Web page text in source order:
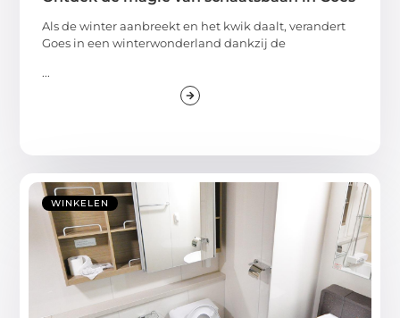
Als de winter aanbreekt en het kwik daalt, verandert
Goes in een winterwonderland dankzij de
...
WINKELEN